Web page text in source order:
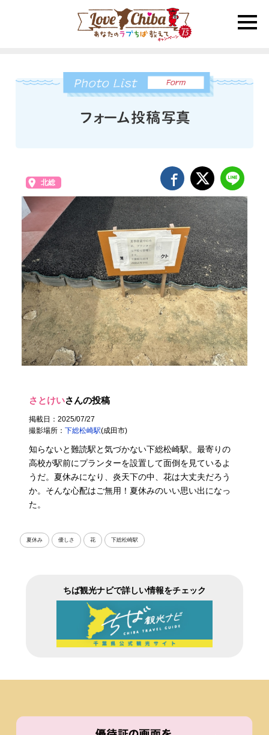
toggle
北総
さとけいさんの投稿
掲載日：2025/07/27
撮影場所：下総松崎駅(成田市)
知らないと難読駅と気づかない下総松崎駅。最寄りの
高校が駅前にプランターを設置して面倒を見ているよ
うだ。夏休みになり、炎天下の中、花は大丈夫だろう
か。そんな心配はご無用！夏休みのいい思い出になっ
た。
夏休み 優しさ 花 下総松崎駅
ちば観光ナビで詳しい情報をチェック